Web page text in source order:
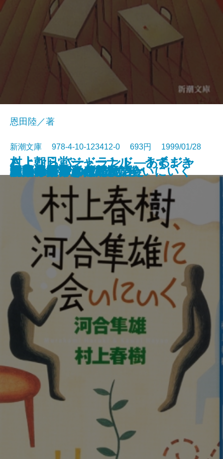
舞姫通信
きのね〔上〕
きのね〔下〕
「死の医学」への日記
いまなぜ青山二郎なのか
村上朝日堂ジャーナル うずまき
猫のみつけかた
さよならバードランド―あるジャ
ズ・ミュージシャンの回想―
水無月の墓
死んでも忘れない
球形の季節
恩田陸／著
新潮文庫 978-4-10-123412-0 693円 1999/01/28
村上春樹、河合隼雄に会いにいく
朱夏
私たちが好きだったこと
女文士
幻色江戸ごよみ
ホワイトアウト
陋巷に在り〔4〕徒の巻
トリエステの坂道
団欒
大人のための残酷童話